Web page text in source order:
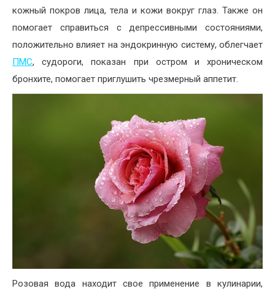
кожный покров лица, тела и кожи вокруг глаз. Также он
помогает справиться с депрессивными состояниями,
положительно влияет на эндокринную систему, облегчает
ПМС, судороги, показан при остром и хроническом
бронхите, помогает приглушить чрезмерный аппетит.
Розовая вода находит свое применение в кулинарии,